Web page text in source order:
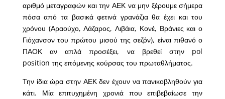
αριθμό μεταγραφών και την ΑΕΚ να μην ξέρουμε σήμερα
πόσα από τα βασικά φετινά γρανάζια θα έχει και του
χρόνου (Αραούχο, Λάζαρος, Λιβάια, Κονέ, Βράνιες και ο
Γιόχανσον του πρώτου μισού της σεζόν), είναι πιθανό ο
ΠΑΟΚ αν απλά προσέξει, να βρεθεί στην pol
position της επόμενης κούρσας του πρωταθλήματος.
Την ίδια ώρα στην ΑΕΚ δεν έχουν να πανικοβληθούν για
κάτι. Μία επιτυχημένη χρονιά που επιβεβαίωσε την